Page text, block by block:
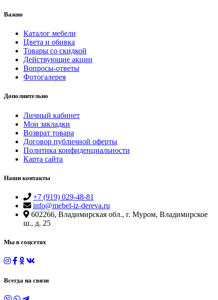
Важно
Каталог мебели
Цвета и обивка
Товары со скидкой
Действующие акции
Вопросы-ответы
Фотогалерея
Дополнительно
Личный кабинет
Мои закладки
Возврат товара
Договор публичной оферты
Политика конфиденциальности
Карта сайта
Наши контакты
+7 (919) 029-48-81
info@mebel-iz-dereva.ru
602266, Владимирская обл., г. Муром, Владимирское
ш., д. 25
Мы в соцcетях
Всегда на связи